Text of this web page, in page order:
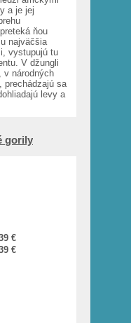
a je jej
ňou
najväčšia
vystupujú tu
V džungli
v národných
prechádzajú sa
levy a
gorily
€
€